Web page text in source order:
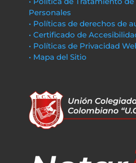
Personales
• Políticas de derechos de
• Certificado de
• Políticas de Privacidad
• Mapa del Sitio